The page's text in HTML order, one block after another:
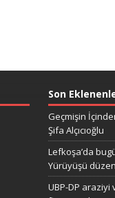
Son
Geçmişin
Şifa Alçıcıoğlu
Lefkoşa’da
Yürüyüşü
UBP-DP araziyi